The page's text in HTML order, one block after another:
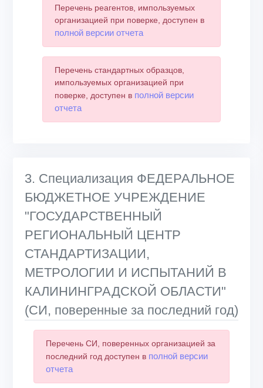
Перечень реагентов, импользуемых
организацией при поверке, доступен в
полной версии отчета
Перечень стандартных образцов,
импользуемых организацией при
поверке, доступен в полной версии
отчета
3. Специализация ФЕДЕРАЛЬНОЕ
БЮДЖЕТНОЕ УЧРЕЖДЕНИЕ
"ГОСУДАРСТВЕННЫЙ
РЕГИОНАЛЬНЫЙ ЦЕНТР
СТАНДАРТИЗАЦИИ,
МЕТРОЛОГИИ И ИСПЫТАНИЙ В
КАЛИНИНГРАДСКОЙ ОБЛАСТИ"
(СИ, поверенные за последний год)
Перечень СИ, поверенных организацией за
последний год доступен в полной версии
отчета